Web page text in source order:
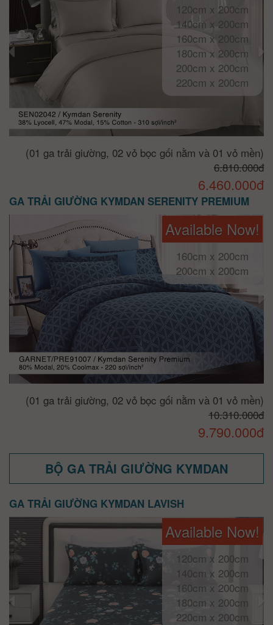
120cm x 200cm
140cm x 200cm
160cm x 200cm
180cm x 200cm
200cm x 200cm
220cm x 200cm
(01 ga trải giường, 02 vỏ bọc gối nằm và 01 vỏ mền)
6.810.000đ
6.460.000đ
GA TRẢI GIƯỜNG KYMDAN SERENITY PREMIUM
Available Now!
160cm x 200cm
200cm x 200cm
(01 ga trải giường, 02 vỏ bọc gối nằm và 01 vỏ mền)
10.310.000đ
9.790.000đ
BỘ GA TRẢI GIƯỜNG KYMDAN
GA TRẢI GIƯỜNG KYMDAN LAVISH
Available Now!
120cm x 200cm
140cm x 200cm
160cm x 200cm
180cm x 200cm
220cm x 200cm